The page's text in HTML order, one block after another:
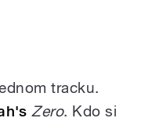
tracku.
Zero. Kdo si